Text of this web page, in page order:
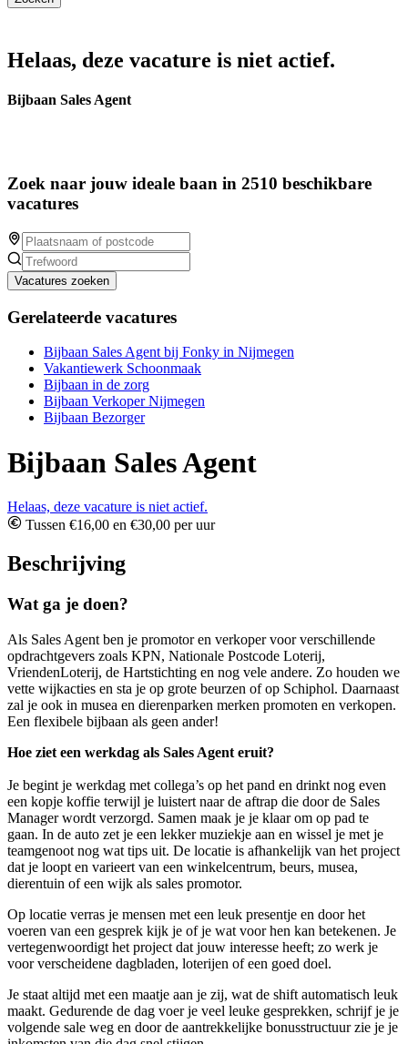
Helaas, deze vacature is niet actief.
Bijbaan Sales Agent
Zoek naar jouw ideale baan in 2510 beschikbare
vacatures
Vacatures zoeken
Gerelateerde vacatures
Bijbaan Sales Agent bij Fonky in Nijmegen
Vakantiewerk Schoonmaak
Bijbaan in de zorg
Bijbaan Verkoper Nijmegen
Bijbaan Bezorger
Bijbaan Sales Agent
Helaas, deze vacature is niet actief.
Tussen €16,00 en €30,00 per uur
Beschrijving
Wat ga je doen?
Als Sales Agent ben je promotor en verkoper voor verschillende
opdrachtgevers zoals KPN, Nationale Postcode Loterij,
VriendenLoterij, de Hartstichting en nog vele andere. Zo houden we
vette wijkacties en sta je op grote beurzen of op Schiphol. Daarnaast
zal je ook in musea en dierenparken merken promoten en verkopen.
Een flexibele bijbaan als geen ander!
Hoe ziet een werkdag als Sales Agent eruit?
Je begint je werkdag met collega’s op het pand en drinkt nog even
een kopje koffie terwijl je luistert naar de aftrap die door de Sales
Manager wordt verzorgd. Samen maak je je klaar om op pad te
gaan. In de auto zet je een lekker muziekje aan en wissel je met je
teamgenoot nog wat tips uit. De locatie is afhankelijk van het project
dat je loopt en varieert van een winkelcentrum, beurs, musea,
dierentuin of een wijk als sales promotor.
Op locatie verras je mensen met een leuk presentje en door het
voeren van een gesprek kijk je of je wat voor hen kan betekenen. Je
vertegenwoordigt het project dat jouw interesse heeft; zo werk je
voor verscheidene dagbladen, loterijen of een goed doel.
Je staat altijd met een maatje aan je zij, wat de shift automatisch leuk
maakt. Gedurende de dag voer je veel leuke gesprekken, schrijf je je
volgende sale weg en door de aantrekkelijke bonusstructuur zie je je